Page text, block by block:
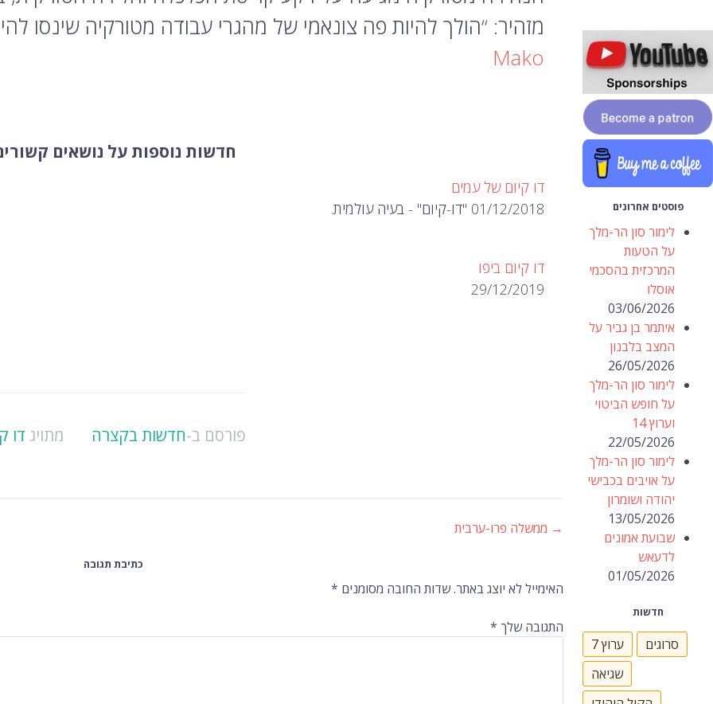
מזהיר: “הולך להיות פה צונאמי של מהגרי עבודה מטורקיה שינסו
Mako
חדשות נוספות על נושאים
דו קיום של עמים
01/12/2018 "דו-קיום" - בעיה עולמית.
דו קיום ביפו
29/12/2019
פורסם ב-חדשות בקצרה מתויג דו
ניווט
ברשומות
→ ממשלה פרו-ערבית
כתיבת תגובה
האימייל לא יוצג באתר.שדות החובה מסומנים *
התגובה שלך *
פוסטים אחרונים
לימור סון הר-מלך
על הטעות
המרכזית בהסכמי
אוסלו
03/06/2026
איתמר בן גביר על
המצב בלבנון
26/05/2026
לימור סון הר-מלך
על חופש הביטוי
וערוץ 14
22/05/2026
לימור סון הר-מלך
על אויבים בכבישי
יהודה ושומרון
13/05/2026
שבועת אמונים
לדעאש
01/05/2026
חדשות
ערוץ 7
סרוגים
שגיאה